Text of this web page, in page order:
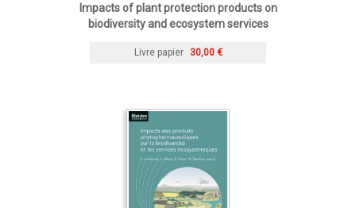
Impacts of plant protection products on
biodiversity and ecosystem services
Livre papier 30,00 €